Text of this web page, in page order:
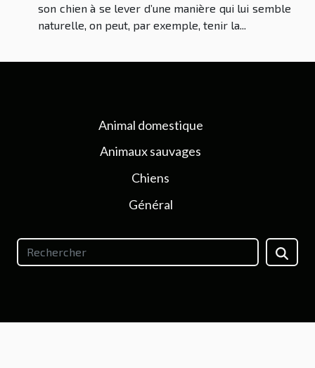
son chien à se lever d’une manière qui lui semble
naturelle, on peut, par exemple, tenir la...
Animal domestique
Animaux sauvages
Chiens
Général